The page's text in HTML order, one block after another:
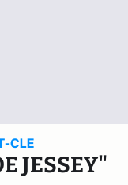
CLE
JESSEY"